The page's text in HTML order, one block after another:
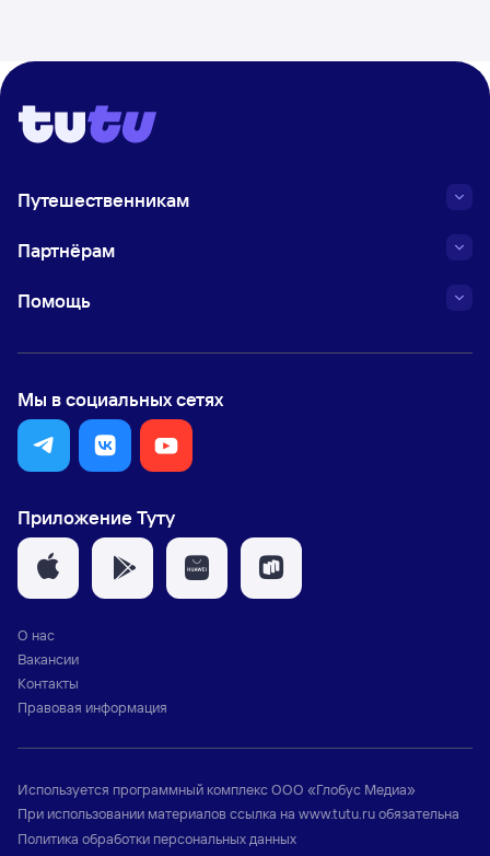
Путешественникам
Партнёрам
Помощь
Мы в социальных сетях
Приложение Туту
О нас
Вакансии
Контакты
Правовая информация
Используется программный комплексООО «Глобус Медиа»
При использовании материалов ссылка на www.tutu.ruобязательна
Политика обработки персональных данных